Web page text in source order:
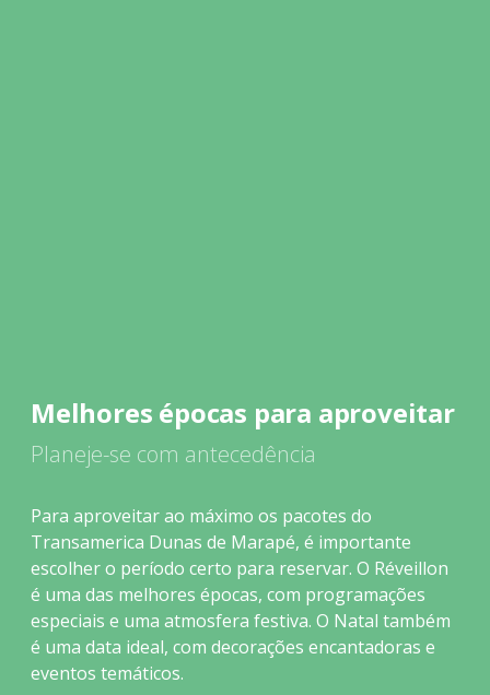
Melhores épocas para aproveitar
Planeje-se com antecedência
Para aproveitar ao máximo os pacotes do
Transamerica Dunas de Marapé, é importante
escolher o período certo para reservar. O Réveillon
é uma das melhores épocas, com programações
especiais e uma atmosfera festiva. O Natal também
é uma data ideal, com decorações encantadoras e
eventos temáticos.